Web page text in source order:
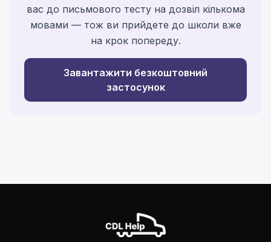
вас до письмового тесту на дозвіл кількома
мовами — тож ви прийдете до школи вже
на крок попереду.
Завантажити безкоштовний
застосунок